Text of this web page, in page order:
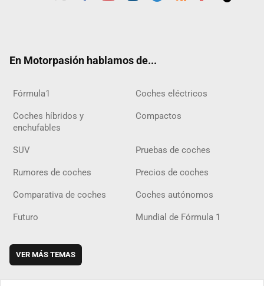
En Motorpasión hablamos de...
Fórmula1 Coches eléctricos
Coches híbridos y
enchufables
Compactos
SUV Pruebas de coches
Rumores de coches Precios de coches
Comparativa de coches Coches autónomos
Futuro Mundial de Fórmula 1
VER MÁS TEMAS